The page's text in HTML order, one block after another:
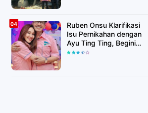
Ruben Onsu Klarifikasi
Isu Pernikahan dengan
Ayu Ting Ting, Begini
Faktanya